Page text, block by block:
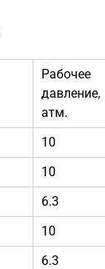
Рабочее
давление,
атм.
10
10
6.3
10
6.3